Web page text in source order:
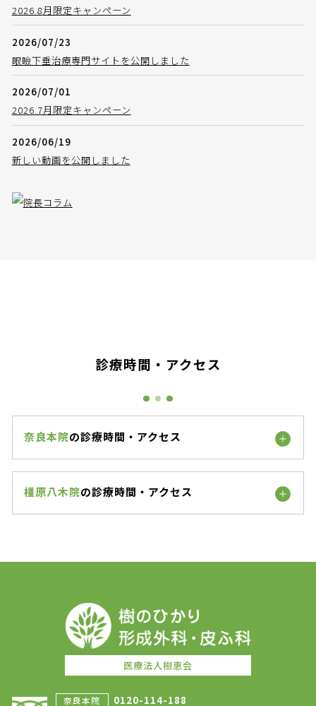
2026.8月限定キャンペーン
2026/07/23
眼瞼下垂治療専門サイトを公開しました
2026/07/01
2026.7月限定キャンペーン
2026/06/19
新しい動画を公開しました
診療時間・アクセス
奈良本院の診療時間・アクセス
橿原八木院の診療時間・アクセス
医療法人樹恵会
奈良本院 0120-114-188